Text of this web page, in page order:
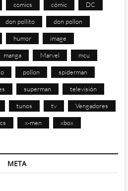
comics cómic DC
don pollito don pollon
humor image
manga Marvel mcu
pollon spiderman
superman televisión
tunos tv Vengadores
x-men xbox
META